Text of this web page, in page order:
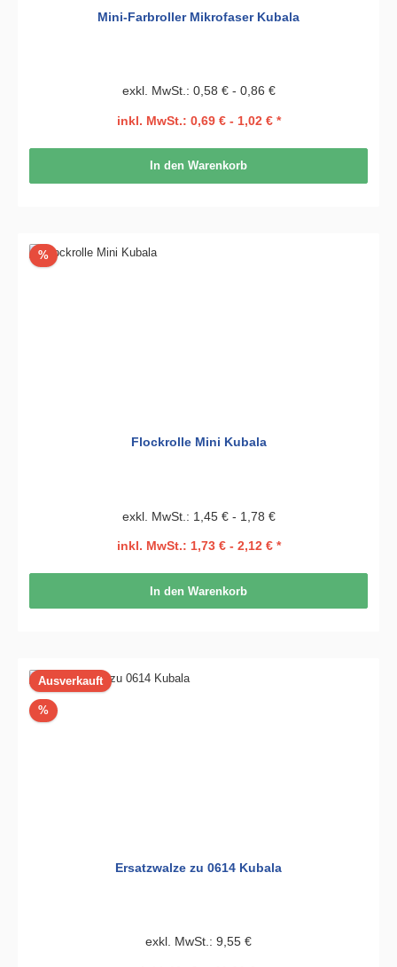
Mini-Farbroller Mikrofaser Kubala
exkl. MwSt.: 0,58 € - 0,86 €
inkl. MwSt.: 0,69 € - 1,02 € *
In den Warenkorb
%Rabatt
Flockrolle Mini Kubala
exkl. MwSt.: 1,45 € - 1,78 €
inkl. MwSt.: 1,73 € - 2,12 € *
In den Warenkorb
Ausverkauft
%Rabatt
Ersatzwalze zu 0614 Kubala
exkl. MwSt.: 9,55 €